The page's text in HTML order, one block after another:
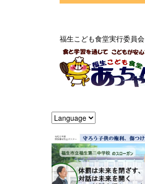
福生こども食堂実行委員会